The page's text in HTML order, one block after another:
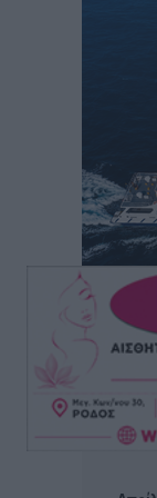
αύριο
Κλεάνθης:
ατομικό για
Αθλητικά• πριν
Φοίβος: Εν
πριν
Ιάλυσος Β’:
προετοιμασίας